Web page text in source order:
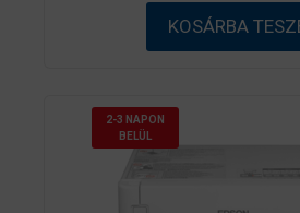
ő
l
KOSÁRBA
2-3 NAPON
BELÜL